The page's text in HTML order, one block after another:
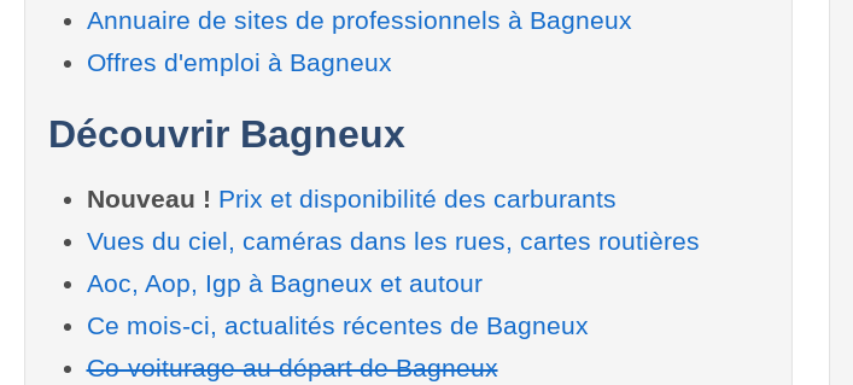
Annuaire de sites de professionnels à Bagneux
Offres d'emploi à Bagneux
Découvrir Bagneux
Nouveau ! Prix et disponibilité des carburants
Vues du ciel, caméras dans les rues, cartes routières
Aoc, Aop, Igp à Bagneux et autour
Ce mois-ci, actualités récentes de Bagneux
Co-voiturage au départ de Bagneux